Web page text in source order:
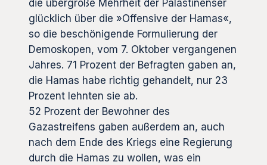
die übergroße Mehrheit der Palästinenser
glücklich über die »Offensive der Hamas«,
so die beschönigende Formulierung der
Demoskopen, vom 7. Oktober vergangenen
Jahres. 71 Prozent der Befragten gaben an,
die Hamas habe richtig gehandelt, nur 23
Prozent lehnten sie ab.
52 Prozent der Bewohner des
Gazastreifens gaben außerdem an, auch
nach dem Ende des Kriegs eine Regierung
durch die Hamas zu wollen, was ein